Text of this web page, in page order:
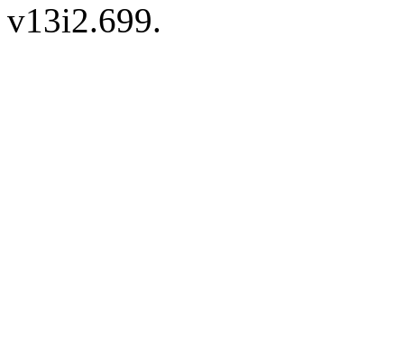
v13i2.699.